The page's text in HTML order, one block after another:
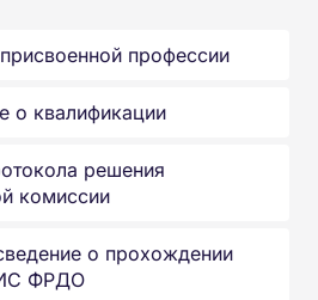
профессии
о квалификации
решения
комиссии
о прохождении
ФРДО